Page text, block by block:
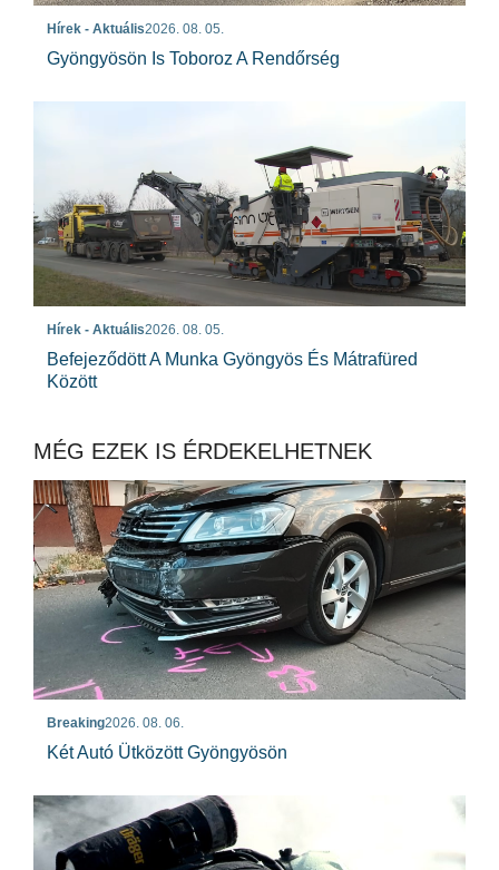
Hírek - Aktuális2026. 08. 05.
Gyöngyösön Is Toboroz A Rendőrség
Hírek - Aktuális2026. 08. 05.
Befejeződött A Munka Gyöngyös És Mátrafüred
Között
MÉG EZEK IS ÉRDEKELHETNEK
Breaking2026. 08. 06.
Két Autó Ütközött Gyöngyösön